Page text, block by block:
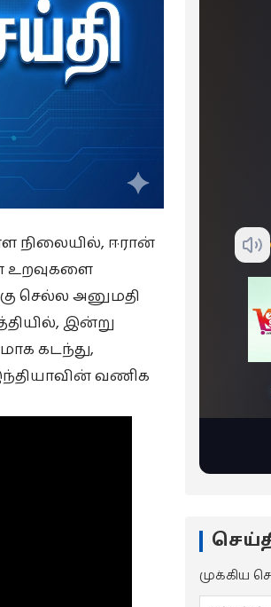
நிலையில், ஈரான்
உறவுகளை
செல்ல அனுமதி
இன்று
கடந்து,
வணிக
முக்கிய